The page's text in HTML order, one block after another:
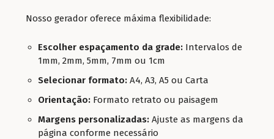
Nosso gerador oferece máxima flexibilidade:
Escolher espaçamento da grade: Intervalos de
1mm, 2mm, 5mm, 7mm ou 1cm
Selecionar formato: A4, A3, A5 ou Carta
Orientação: Formato retrato ou paisagem
Margens personalizadas: Ajuste as margens da
página conforme necessário